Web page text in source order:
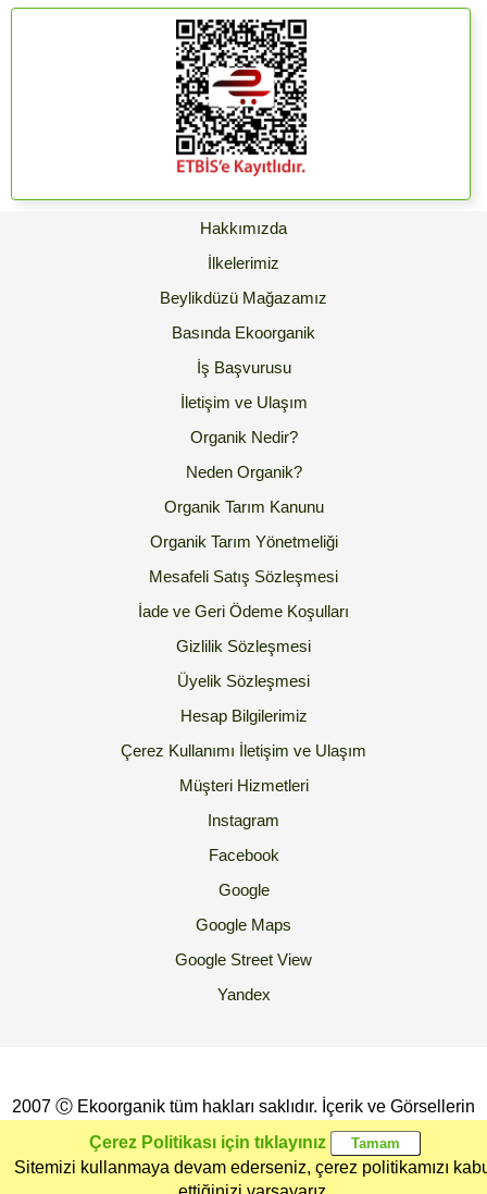
Kategoriler Ekoorganik Müşteri
Hakkımızda
İlkelerimiz
Beylikdüzü Mağazamız
Basında Ekoorganik
İş Başvurusu
İletişim ve Ulaşım
Organik Nedir?
Neden Organik?
Organik Tarım Kanunu
Organik Tarım Yönetmeliği
Mesafeli Satış Sözleşmesi
İade ve Geri Ödeme Koşulları
Gizlilik Sözleşmesi
Üyelik Sözleşmesi
Hesap Bilgilerimiz
Çerez Kullanımı İletişim ve Ulaşım
Müşteri Hizmetleri
Instagram
Facebook
Google
Google Maps
Google Street View
Yandex
Çerez Politikası için tıklayınız
Sitemizi kullanmaya devam ederseniz, çerez politikamızı
2007 Ⓒ Ekoorganik tüm hakları saklıdır. İçerik ve Görsellerin
İzinsiz Kopyalanması yada Kullanılması Yasaktır.